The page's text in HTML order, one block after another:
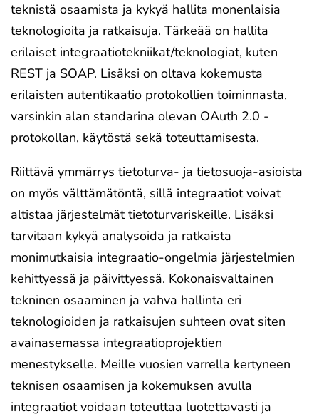
teknistä osaamista ja kykyä hallita monenlaisia
teknologioita ja ratkaisuja. Tärkeää on hallita
erilaiset integraatiotekniikat/teknologiat, kuten
REST ja SOAP. Lisäksi on oltava kokemusta
erilaisten autentikaatio protokollien toiminnasta,
varsinkin alan standarina olevan OAuth 2.0 -
protokollan, käytöstä sekä toteuttamisesta.
Riittävä ymmärrys tietoturva- ja tietosuoja-asioista
on myös välttämätöntä, sillä integraatiot voivat
altistaa järjestelmät tietoturvariskeille. Lisäksi
tarvitaan kykyä analysoida ja ratkaista
monimutkaisia integraatio-ongelmia järjestelmien
kehittyessä ja päivittyessä. Kokonaisvaltainen
tekninen osaaminen ja vahva hallinta eri
teknologioiden ja ratkaisujen suhteen ovat siten
avainasemassa integraatioprojektien
menestykselle. Meille vuosien varrella kertyneen
teknisen osaamisen ja kokemuksen avulla
integraatiot voidaan toteuttaa luotettavasti ja